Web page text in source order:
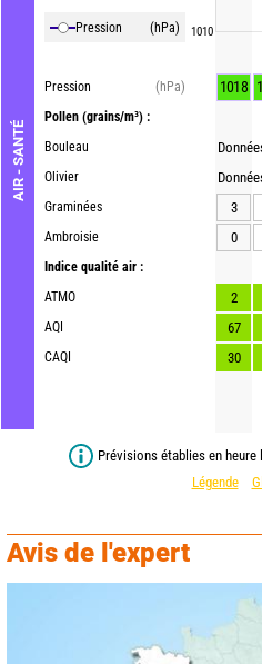
AIR - SANTÉ
Pression (hPa)
Pression
(hPa)
Pollen (grains/m³) :
Bouleau
Olivier
Graminées
Ambroisie
Indice qualité air :
ATMO
AQI
CAQI
1010
1018
3
0
2
67
30
Prévisions établies en heure
Légende
Avis de l'expert